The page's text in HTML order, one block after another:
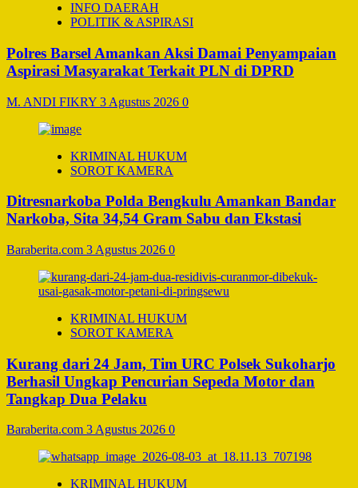
Lewat
Pensatwil
INFO DAERAH
POLITIK & ASPIRASI
Polres Barsel Amankan Aksi Damai Penyampaian
Aspirasi Masyarakat Terkait PLN di DPRD
M. ANDI FIKRY 3 Agustus 2026 0
KRIMINAL HUKUM
SOROT KAMERA
Ditresnarkoba Polda Bengkulu Amankan Bandar
Narkoba, Sita 34,54 Gram Sabu dan Ekstasi
Baraberita.com 3 Agustus 2026 0
KRIMINAL HUKUM
SOROT KAMERA
Kurang dari 24 Jam, Tim URC Polsek Sukoharjo
Berhasil Ungkap Pencurian Sepeda Motor dan
Tangkap Dua Pelaku
Baraberita.com 3 Agustus 2026 0
KRIMINAL HUKUM